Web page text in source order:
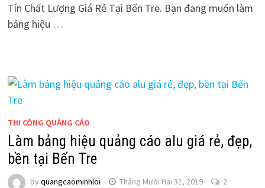
Tín Chất Lượng Giá Rẻ Tại Bến Tre. Bạn đang muốn làm
bảng hiệu …
THI CÔNG QUẢNG CÁO
Làm bảng hiệu quảng cáo alu giá rẻ, đẹp,
bền tại Bến Tre
by quangcaominhloi Tháng Mười Hai 31, 2019 2